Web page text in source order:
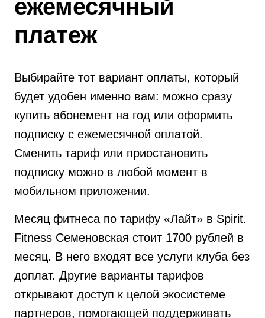
ежемесячный
платеж
Выбирайте тот вариант оплаты, который
будет удобен именно вам: можно сразу
купить абонемент на год или оформить
подписку с ежемесячной оплатой.
Сменить тариф или приостановить
подписку можно в любой момент в
мобильном приложении.
Месяц фитнеса по тарифу «Лайт» в Spirit.
Fitness Семеновская стоит 1700 рублей в
месяц. В него входят все услуги клуба без
доплат. Другие варианты тарифов
открывают доступ к целой экосистеме
партнеров, помогающей поддерживать